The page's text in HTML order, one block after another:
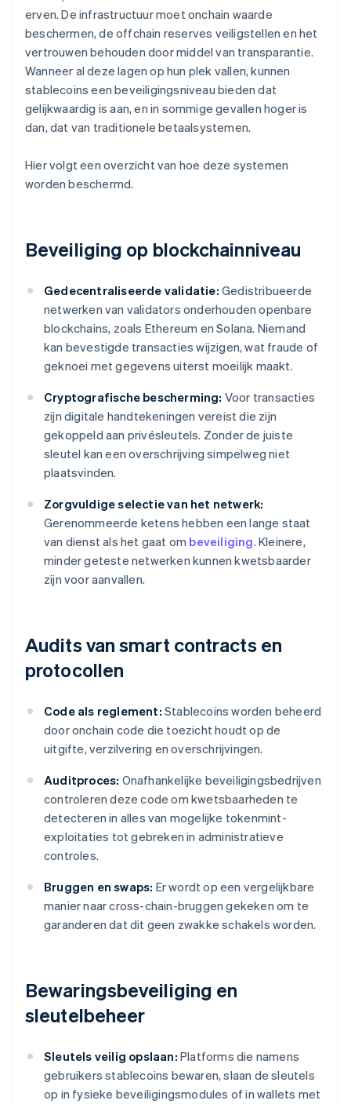
erven. De infrastructuur moet onchain waarde
beschermen, de offchain reserves veiligstellen en het
vertrouwen behouden door middel van transparantie.
Wanneer al deze lagen op hun plek vallen, kunnen
stablecoins een beveiligingsniveau bieden dat
gelijkwaardig is aan, en in sommige gevallen hoger is
dan, dat van traditionele betaalsystemen.
Hier volgt een overzicht van hoe deze systemen
worden beschermd.
Beveiliging op blockchainniveau
Gedecentraliseerde validatie: Gedistribueerde
netwerken van validators onderhouden openbare
blockchains, zoals Ethereum en Solana. Niemand
kan bevestigde transacties wijzigen, wat fraude of
geknoei met gegevens uiterst moeilijk maakt.
Cryptografische bescherming: Voor transacties
zijn digitale handtekeningen vereist die zijn
gekoppeld aan privésleutels. Zonder de juiste
sleutel kan een overschrijving simpelweg niet
plaatsvinden.
Zorgvuldige selectie van het netwerk:
Gerenommeerde ketens hebben een lange staat
van dienst als het gaat om beveiliging. Kleinere,
minder geteste netwerken kunnen kwetsbaarder
zijn voor aanvallen.
Audits van smart contracts en
protocollen
Code als reglement: Stablecoins worden beheerd
door onchain code die toezicht houdt op de
uitgifte, verzilvering en overschrijvingen.
Auditproces: Onafhankelijke beveiligingsbedrijven
controleren deze code om kwetsbaarheden te
detecteren in alles van mogelijke tokenmint-
exploitaties tot gebreken in administratieve
controles.
Bruggen en swaps: Er wordt op een vergelijkbare
manier naar cross-chain-bruggen gekeken om te
garanderen dat dit geen zwakke schakels worden.
Bewaringsbeveiliging en
sleutelbeheer
Sleutels veilig opslaan: Platforms die namens
gebruikers stablecoins bewaren, slaan de sleutels
op in fysieke beveiligingsmodules of in wallets met